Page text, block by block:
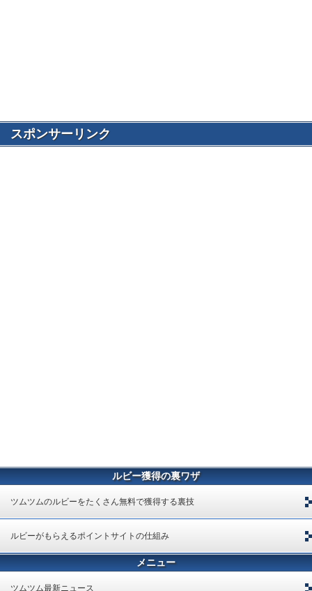
スポンサーリンク
ルビー獲得の裏ワザ
ツムツムのルビーをたくさん無料で獲得する裏技
ルビーがもらえるポイントサイトの仕組み
メニュー
ツムツム最新ニュース